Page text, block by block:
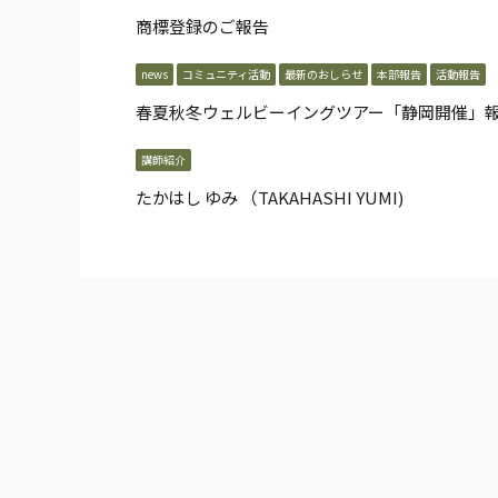
商標登録のご報告
news コミュニティ活動 最新のおしらせ 本部報告 活動報告
春夏秋冬ウェルビーイングツアー「静岡開催」
講師紹介
たかはし ゆみ （TAKAHASHI YUMI)